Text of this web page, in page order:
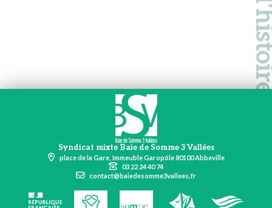
Syndicat mixte Baie de Somme 3 Vallées
place de la Gare, Immeuble Garopôle 80100 Abbeville
03 22 24 40 74
contact@baiedesomme3vallees.fr